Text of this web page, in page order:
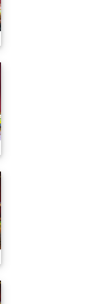
0829新生迎新
0829新生迎新